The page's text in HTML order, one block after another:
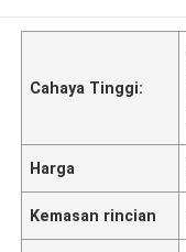
Cahaya Tinggi:
Harga
Kemasan rincian